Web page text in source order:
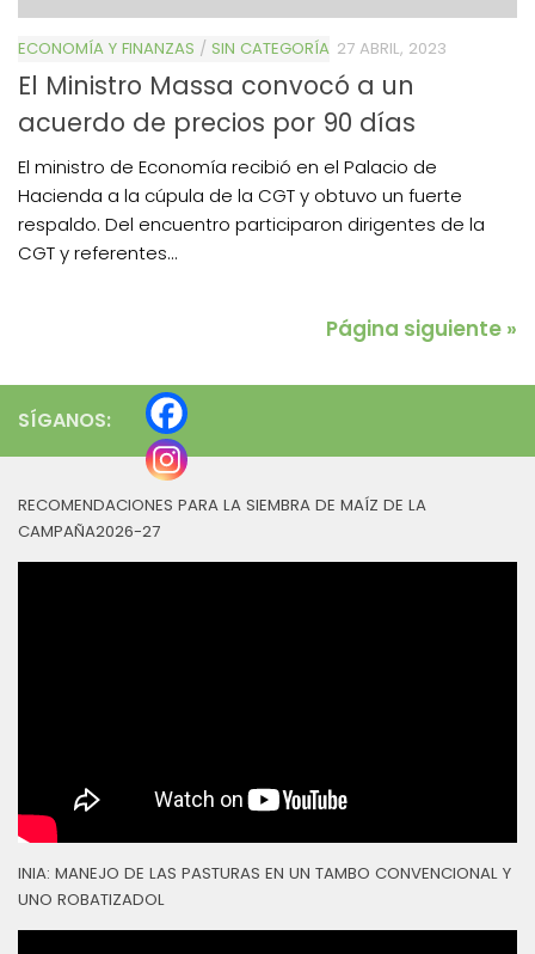
ECONOMÍA Y FINANZAS / SIN CATEGORÍA 27 ABRIL, 2023
El Ministro Massa convocó a un
acuerdo de precios por 90 días
El ministro de Economía recibió en el Palacio de
Hacienda a la cúpula de la CGT y obtuvo un fuerte
respaldo. Del encuentro participaron dirigentes de la
CGT y referentes...
Página siguiente »
SÍGANOS:
RECOMENDACIONES PARA LA SIEMBRA DE MAÍZ DE LA
CAMPAÑA2026-27
INIA: MANEJO DE LAS PASTURAS EN UN TAMBO CONVENCIONAL Y
UNO ROBATIZADOL